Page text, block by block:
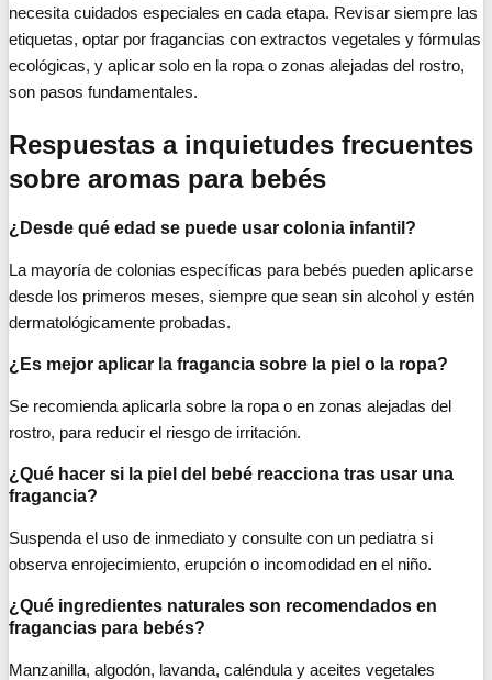
necesita cuidados especiales en cada etapa. Revisar siempre las
etiquetas, optar por fragancias con extractos vegetales y fórmulas
ecológicas, y aplicar solo en la ropa o zonas alejadas del rostro,
son pasos fundamentales.
Respuestas a inquietudes frecuentes
sobre aromas para bebés
¿Desde qué edad se puede usar colonia infantil?
La mayoría de colonias específicas para bebés pueden aplicarse
desde los primeros meses, siempre que sean sin alcohol y estén
dermatológicamente probadas.
¿Es mejor aplicar la fragancia sobre la piel o la ropa?
Se recomienda aplicarla sobre la ropa o en zonas alejadas del
rostro, para reducir el riesgo de irritación.
¿Qué hacer si la piel del bebé reacciona tras usar una
fragancia?
Suspenda el uso de inmediato y consulte con un pediatra si
observa enrojecimiento, erupción o incomodidad en el niño.
¿Qué ingredientes naturales son recomendados en
fragancias para bebés?
Manzanilla, algodón, lavanda, caléndula y aceites vegetales